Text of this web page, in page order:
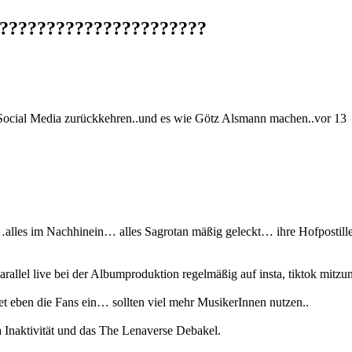
Media zurückkehren..und es wie Götz Alsmann machen..vor 13
im Nachhinein… alles Sagrotan mäßig geleckt… ihre
live bei der Albumproduktion regelmäßig auf insta, tiktok
eben die Fans ein… sollten viel mehr MusikerInnen nutzen..
und das The Lenaverse Debakel.